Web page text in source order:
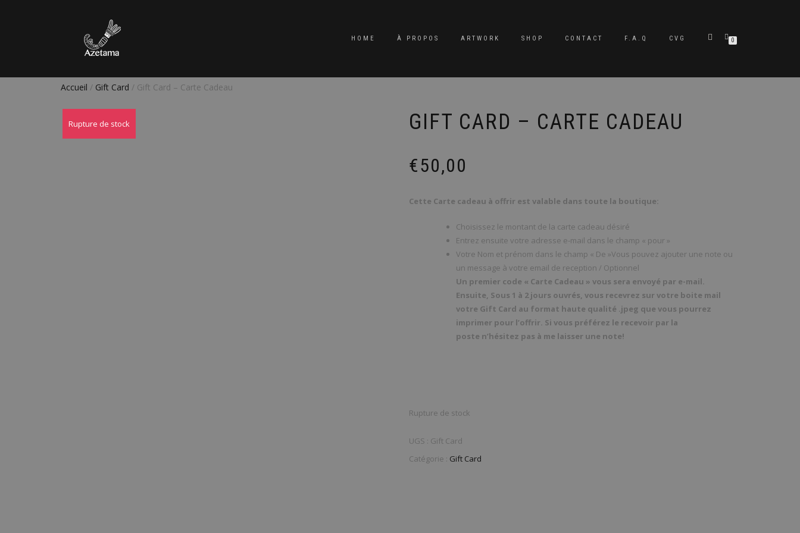
HOME À PROPOS ARTWORK SHOP CONTACT F.A.Q CVG 0
Accueil / Gift Card / Gift Card – Carte Cadeau
Rupture de stock GIFT CARD – CARTE CADEAU
€50,00
Cette Carte cadeau à offrir est valable dans toute la boutique:
Choisissez le montant de la carte cadeau désiré
Entrez ensuite votre adresse e-mail dans le champ « pour »
Votre Nom et prénom dans le champ « De »Vous pouvez ajouter une note ou
un message à votre email de reception / Optionnel
Un premier code « Carte Cadeau » vous sera envoyé par e-mail.
Ensuite, Sous 1 à 2 jours ouvrés, vous recevrez sur votre boite mail
votre Gift Card au format haute qualité .jpeg que vous pourrez
imprimer pour l’offrir. Si vous préférez le recevoir par la
poste n’hésitez pas à me laisser une note!
Rupture de stock
UGS : Gift Card
Catégorie : Gift Card